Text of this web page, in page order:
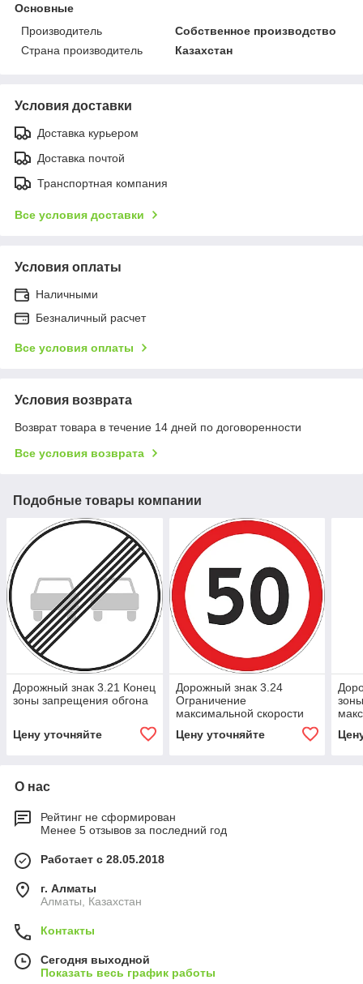
Основные
Производитель
Собственное производство
Страна производитель
Казахстан
Условия доставки
Доставка курьером
Доставка почтой
Транспортная компания
Все условия доставки
Условия оплаты
Наличными
Безналичный расчет
Все условия оплаты
Условия возврата
Возврат товара в течение 14 дней по договоренности
Все условия возврата
Подобные товары компании
Дорожный знак 3.21 Конец
зоны запрещения обгона
Цену уточняйте
Дорожный знак 3.24
Ограничение
максимальной скорости
Цену уточняйте
О нас
Рейтинг не сформирован
Менее 5 отзывов за последний год
Работает с 28.05.2018
г. Алматы
Алматы, Казахстан
Контакты
Сегодня выходной
Показать весь график работы